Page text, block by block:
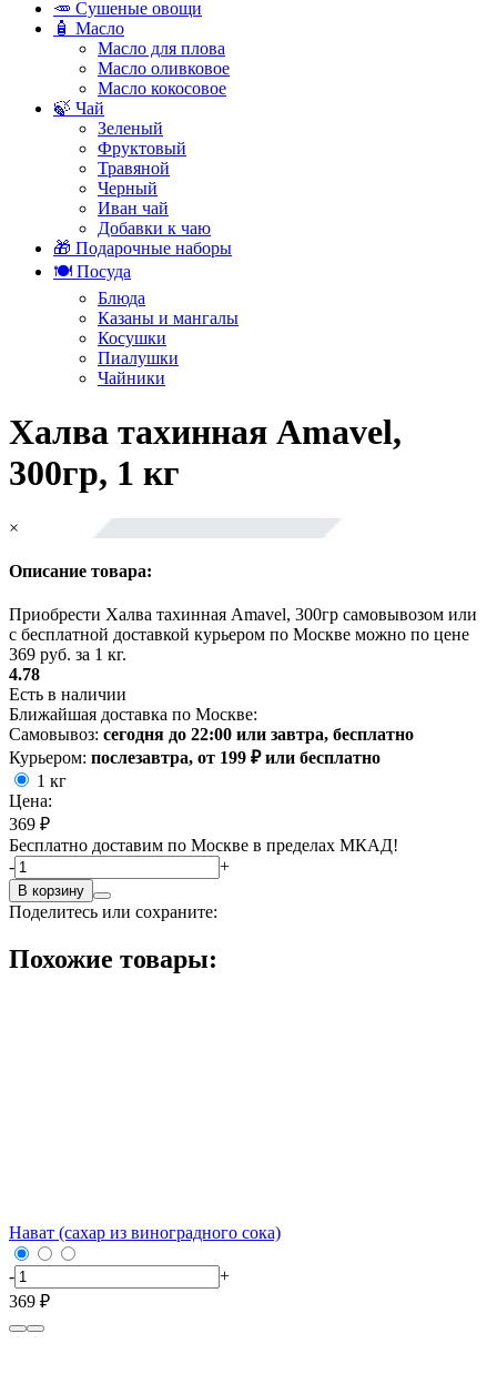
🥕 Сушеные овощи
🧴 Масло
Масло для плова
Масло оливковое
Масло кокосовое
🍃 Чай
Зеленый
Фруктовый
Травяной
Черный
Иван чай
Добавки к чаю
🎁 Подарочные наборы
🍽️ Посуда
Блюда
Казаны и мангалы
Косушки
Пиалушки
Чайники
Халва тахинная Amavel,
300гр, 1 кг
×
Описание товара:
Приобрести Халва тахинная Amavel, 300гр самовывозом или
с бесплатной доставкой курьером по Москве можно по цене
369 руб. за 1 кг.
4.78
Есть в наличии
Ближайшая доставка по Москве:
Самовывоз: сегодня до 22:00 или завтра, бесплатно
Курьером: послезавтра, от 199 ₽ или бесплатно
1 кг
Цена:
369 ₽
Бесплатно доставим по Москве в пределах МКАД!
-
+
В корзину
Поделитесь или сохраните:
Похожие товары:
Нават (сахар из виноградного сока)
-
+
369 ₽